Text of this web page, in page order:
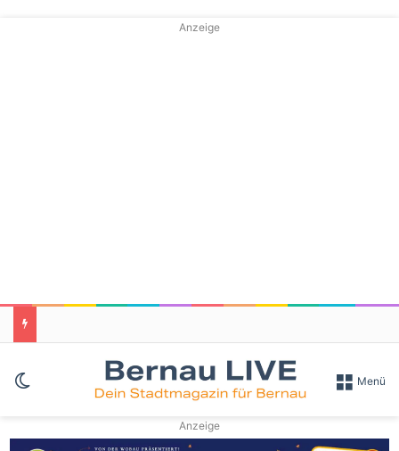
Anzeige
Skin umschalten Menü
Anzeige